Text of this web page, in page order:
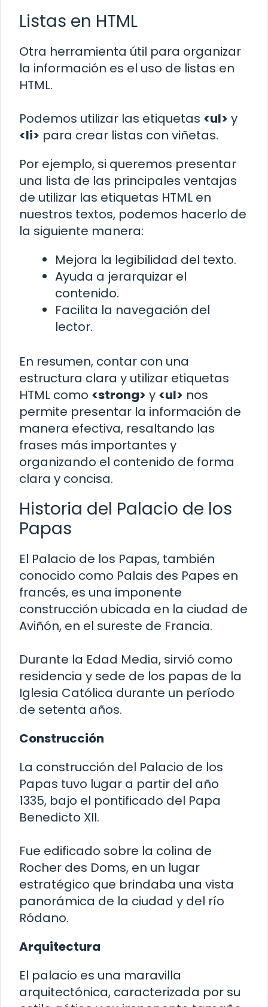
Listas en HTML
Otra herramienta útil para organizar
la información es el uso de listas en
HTML.
Podemos utilizar las etiquetas <ul> y
<li> para crear listas con viñetas.
Por ejemplo, si queremos presentar
una lista de las principales ventajas
de utilizar las etiquetas HTML en
nuestros textos, podemos hacerlo de
la siguiente manera:
Mejora la legibilidad del texto.
Ayuda a jerarquizar el
contenido.
Facilita la navegación del
lector.
En resumen, contar con una
estructura clara y utilizar etiquetas
HTML como <strong> y <ul> nos
permite presentar la información de
manera efectiva, resaltando las
frases más importantes y
organizando el contenido de forma
clara y concisa.
Historia del Palacio de los
Papas
El Palacio de los Papas, también
conocido como Palais des Papes en
francés, es una imponente
construcción ubicada en la ciudad de
Aviñón, en el sureste de Francia.
Durante la Edad Media, sirvió como
residencia y sede de los papas de la
Iglesia Católica durante un período
de setenta años.
Construcción
La construcción del Palacio de los
Papas tuvo lugar a partir del año
1335, bajo el pontificado del Papa
Benedicto XII.
Fue edificado sobre la colina de
Rocher des Doms, en un lugar
estratégico que brindaba una vista
panorámica de la ciudad y del río
Ródano.
Arquitectura
El palacio es una maravilla
arquitectónica, caracterizada por su